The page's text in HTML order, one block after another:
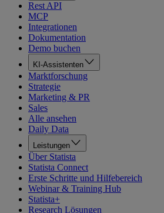
Rest API
MCP
Integrationen
Dokumentation
Demo buchen
KI-Assistenten
Marktforschung
Strategie
Marketing & PR
Sales
Alle ansehen
Daily Data
Leistungen
Über Statista
Statista Connect
Erste Schritte und Hilfebereich
Webinar & Training Hub
Statista+
Research Lösungen